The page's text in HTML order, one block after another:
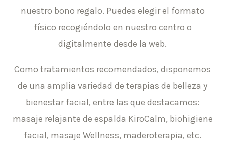
nuestro bono regalo. Puedes elegir el formato
físico recogiéndolo en nuestro centro o
digitalmente desde la web.
Como tratamientos recomendados, disponemos
de una amplia variedad de terapias de belleza y
bienestar facial, entre las que destacamos:
masaje relajante de espalda KiroCalm, biohigiene
facial, masaje Wellness, maderoterapia, etc.